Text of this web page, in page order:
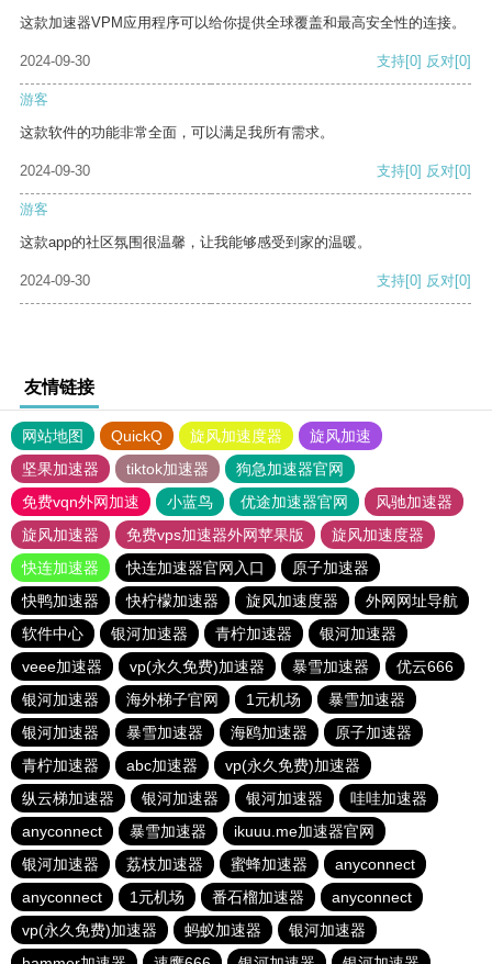
这款加速器VPM应用程序可以给你提供全球覆盖和最高安全性的连接。
2024-09-30 支持[0] 反对[0]
游客
这款软件的功能非常全面，可以满足我所有需求。
2024-09-30 支持[0] 反对[0]
游客
这款app的社区氛围很温馨，让我能够感受到家的温暖。
2024-09-30 支持[0] 反对[0]
友情链接
网站地图 QuickQ 旋风加速度器
旋风加速
坚果加速器
tiktok加速器
狗急加速器官网
免费vqn外网加速
小蓝鸟 优途加速器官网
风驰加速器
旋风加速器
免费vps加速器外网苹果版
旋风加速度器
快连加速器
快连加速器官网入口
原子加速器
快鸭加速器
快柠檬加速器 旋风加速度器
外网网址导航
软件中心
银河加速器 青柠加速器
银河加速器
veee加速器
vp(永久免费)加速器 暴雪加速器
优云666
银河加速器
海外梯子官网 1元机场
暴雪加速器
银河加速器
暴雪加速器 海鸥加速器
原子加速器
青柠加速器
abc加速器
vp(永久免费)加速器
纵云梯加速器
银河加速器 银河加速器
哇哇加速器
anyconnect
暴雪加速器
ikuuu.me加速器官网
银河加速器
荔枝加速器 蜜蜂加速器
anyconnect
anyconnect
1元机场 番石榴加速器
anyconnect
vp(永久免费)加速器
蚂蚁加速器
银河加速器